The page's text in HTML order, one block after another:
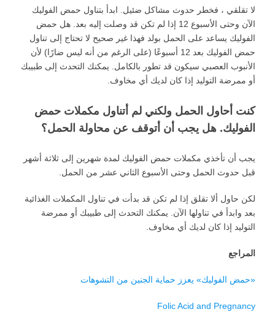
لا تقلقي ، فخطر حدوث مشاكل ضئيل. ابدأ بتناول حمض الفوليك
الآن وحتى الأسبوع 12 إذا لم تكن قد وصلت إليه بعد. هل حمض
الفوليك يساعد على الحمل بولد فهذا غير صحيح لا تحتاج إلى تناول
حمض الفوليك بعد 12 أسبوعًا (على الرغم من أنه ليس ضارًا) لأن
الأنبوب العصبي سيكون قد تطور بالكامل. يمكنك التحدث إلى طبيبك
أو ممرضة التوليد إذا كان لديك أي مخاوف.
كنت أحاول الحمل ولكني لم أتناول مكملات حمض
الفوليك. هل يجب أن أتوقف عن محاولة الحمل؟
يجب أن تأخذي مكملات حمض الفوليك لمدة شهرين إلى ثلاثة أشهر
قبل حدوث الحمل وحتى الأسبوع الثاني عشر من الحمل.
لكن حاول ألا تقلق إذا لم تكن قد بدأت في تناول المكملات الغذائية
بعد وابدأ في تناولها الآن. يمكنك التحدث إلى طبيبك أو ممرضة
التوليد إذا كان لديك أي مخاوف.
المراجع
«حمض الفوليك» يعزز حماية الجنين من التشوهات
Folic Acid and Pregnancy